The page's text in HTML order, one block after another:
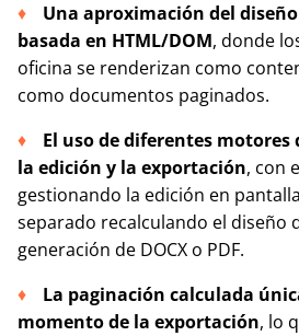
Una aproximación del
basada en HTML/DOM, donde
oficina se renderizan como
como documentos paginados.
El uso de diferentes motores
la edición y la exportación, con
gestionando la edición en
separado recalculando el diseño
generación de DOCX o PDF.
La paginación calculada
momento de la exportación, lo